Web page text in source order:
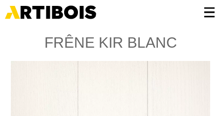
FRÊNE KIR BLANC
Panneau de gestion des cookies